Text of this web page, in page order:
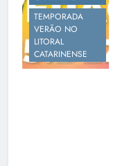
TEMPORADA
VERÃO NO
LITORAL
CATARINENSE